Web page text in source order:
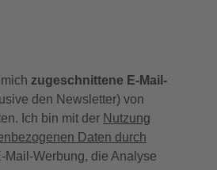
zugeschnittene E-Mail-
den Newsletter) von
Ich bin mit der Nutzung
Daten durch
Mail-Werbung, die Analyse